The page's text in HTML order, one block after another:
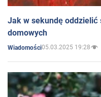
Jak w sekundę
domowych
Wiadomości05.03.2025 19:28